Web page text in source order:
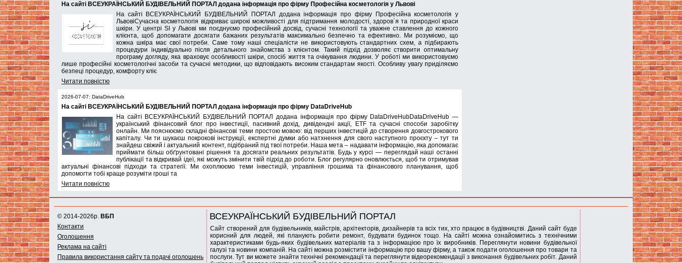
На сайті ВСЕУКРАЇНСЬКИЙ БУДІВЕЛЬНИЙ ПОРТАЛ додана інформація про фірму Професійна косметологія у Львові
На сайті ВСЕУКРАЇНСЬКИЙ БУДІВЕЛЬНИЙ ПОРТАЛ додана інформація про фірму Професійна косметологія у
ЛьвовіСучасна косметологія відкриває широкі можливості для підтримання молодості, здоров`я та природної краси
шкіри. У центрі SI у Львові ми поєднуємо професійний досвід, сучасні технології та уважне ставлення до кожного
клієнта, щоб допомагати досягати бажаних результатів максимально безпечно та ефективно. Ми розуміємо, що
кожна шкіра має свої потреби. Саме тому наші спеціалісти не використовують стандартних схем, а підбирають
процедури індивідуально після детального знайомства з клієнтом. Такий підхід дозволяє створити оптимальну
програму догляду, яка враховує особливості шкіри, спосіб життя та очікування людини. У роботі ми використовуємо
лише професійні косметологічні засоби та сучасні методики, що відповідають високим стандартам якості. Особливу увагу приділяємо
безпеці процедур, комфорту кліє
Читати повністю
2026-07-07: DataDriveHub
На сайті ВСЕУКРАЇНСЬКИЙ БУДІВЕЛЬНИЙ ПОРТАЛ додана інформація про фірму DataDriveHub
На сайті ВСЕУКРАЇНСЬКИЙ БУДІВЕЛЬНИЙ ПОРТАЛ додана інформація про фірму DataDriveHubDataDriveHub —
український фінансовий блог про інвестиції, пасивний дохід, дивідендні акції, ETF та сучасні способи заробітку
онлайн. Ми пояснюємо складні фінансові теми простою мовою: від перших інвестицій до створення довгострокового
капіталу. Чи ти шукаєш покрокові інструкції, експертні думки або натхнення для свого наступного проєкту – тут ти
знайдеш свіжий і актуальний контент, підібраний під твої потреби. Наша мета – надавати інформацію, яка допомагає
приймати більш обґрунтовані рішення та досягати реальних результатів. Будь у курсі — переглядай наші останні
публікації та відкривай ідеї, які можуть змінити твій підхід до роботи. Блог регулярно оновлюється, щоб ти отримував
актуальні фінансові підходи та стратегії. Ми охоплюємо теми інвестицій, управління грошима та фінансового планування, щоб
допомогти тобі краще розуміти гроші та
Читати повністю
© 2014-2026р. ВБП
Контакти
Оголошення
Реклама на сайті
Правила використання сайту та подачі оголошень
ВСЕУКРАЇНСЬКИЙ БУДІВЕЛЬНИЙ ПОРТАЛ
Сайт створений для будівельників, майстрів, архітекторів, дизайнерів та всіх тих, хто працює в будівництві. Даний сайт буде
корисний для людей, які планують робити ремонт, будувати будинок тощо. На сайті можна ознайомитись з технічними
характеристиками будь-яких будівельних матеріалів та з інформацією про їх виробників. Переглянути новини будівельної
галузі та новини компаній. На сайті можна розмістити інформацію про вашу фірму, а також подати оголошення про товари та
послуги. Тут ви можете знайти технічні рекомендації та переглянути відеорекомендації з виконання будівельних робіт. Даний